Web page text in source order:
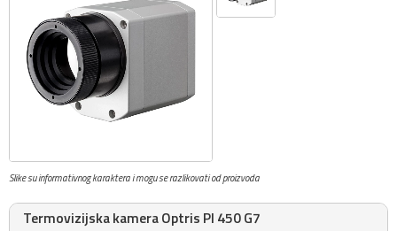
Slike su informativnog karaktera i mogu se razlikovati od proizvoda
Termovizijska kamera Optris PI 450 G7